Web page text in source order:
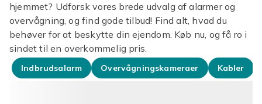
hjemmet? Udforsk vores brede udvalg af alarmer og
overvågning, og find gode tilbud! Find alt, hvad du
behøver for at beskytte din ejendom. Køb nu, og få ro i
sindet til en overkommelig pris.
Indbrudsalarm Overvågningskameraer Kabler